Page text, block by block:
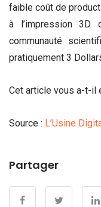
faible coût de
à l’impression
communauté
pratiquement 3
Cet article vous a-t-il
Source : L’Usine
Partager